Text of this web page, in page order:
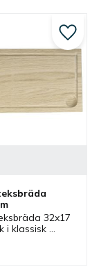
32x17
i klassisk
Lägg